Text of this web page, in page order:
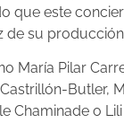
que este
su
María Pilar
Butler,
Chaminade o